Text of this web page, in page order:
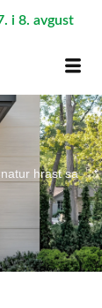
i 8. avgust
hrast sa